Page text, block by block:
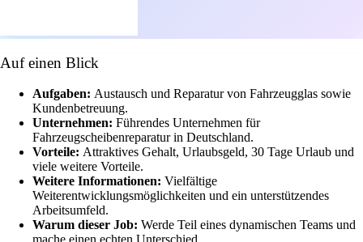
Auf einen Blick
Aufgaben: Austausch und Reparatur von Fahrzeugglas sowie
Kundenbetreuung.
Unternehmen: Führendes Unternehmen für
Fahrzeugscheibenreparatur in Deutschland.
Vorteile: Attraktives Gehalt, Urlaubsgeld, 30 Tage Urlaub und
viele weitere Vorteile.
Weitere Informationen: Vielfältige
Weiterentwicklungsmöglichkeiten und ein unterstützendes
Arbeitsumfeld.
Warum dieser Job: Werde Teil eines dynamischen Teams und